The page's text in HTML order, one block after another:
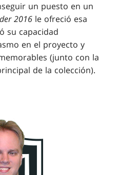
un puesto en un
2016 le ofreció esa
su capacidad
en el proyecto y
(junto con la
de la colección).